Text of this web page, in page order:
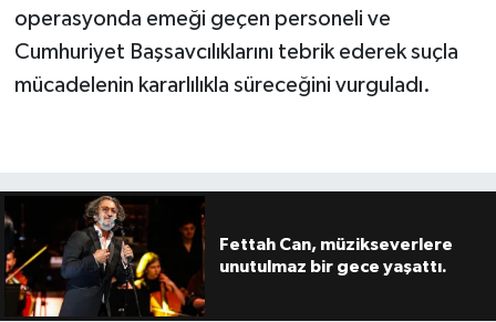
operasyonda emeği geçen personeli ve
Cumhuriyet Başsavcılıklarını tebrik ederek suçla
mücadelenin kararlılıkla süreceğini vurguladı.
Fettah Can, müzikseverlere
unutulmaz bir gece yaşattı.